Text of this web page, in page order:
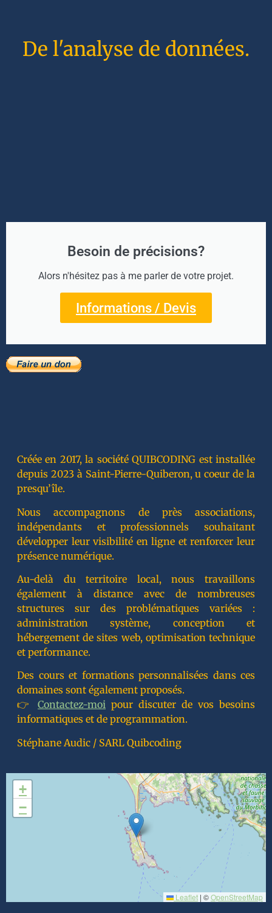
De l'analyse de données.
Besoin de précisions?
Alors n'hésitez pas à me parler de votre projet.
Informations / Devis
Créée en 2017, la société QUIBCODING est installée
depuis 2023 à Saint-Pierre-Quiberon, u coeur de la
presqu’île.
Nous accompagnons de près associations,
indépendants et professionnels souhaitant
développer leur visibilité en ligne et renforcer leur
présence numérique.
Au-delà du territoire local, nous travaillons
également à distance avec de nombreuses
structures sur des problématiques variées :
administration système, conception et
hébergement de sites web, optimisation technique
et performance.
Des cours et formations personnalisées dans ces
domaines sont également proposés.
👉 Contactez-moi pour discuter de vos besoins
informatiques et de programmation.
Stéphane Audic / SARL Quibcoding
+
−
Leaflet | ©OpenStreetMap